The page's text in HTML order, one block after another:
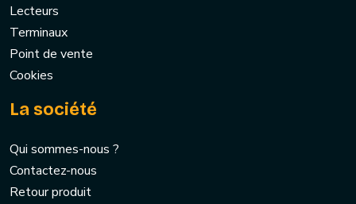
Lecteurs
Terminaux
Point de vente
Cookies
La société
Qui sommes-nous ?
Contactez-nous
Retour produit